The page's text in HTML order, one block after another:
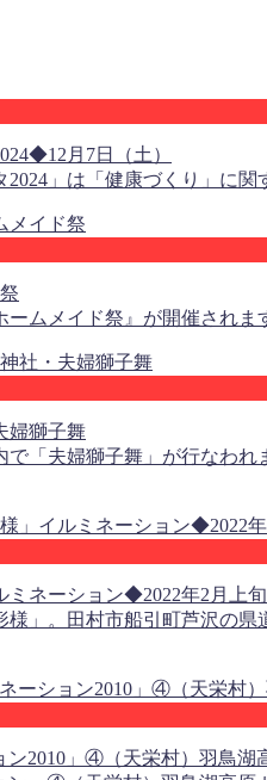
月7日（土）
2024」は「健康づくり」に
ムメイド祭』が開催され
婦獅子舞
で「夫婦獅子舞」が行なわ
ミネーション◆2022年2月上
様」。田村市船引町芦沢の
ン2010」④（天栄村）羽鳥